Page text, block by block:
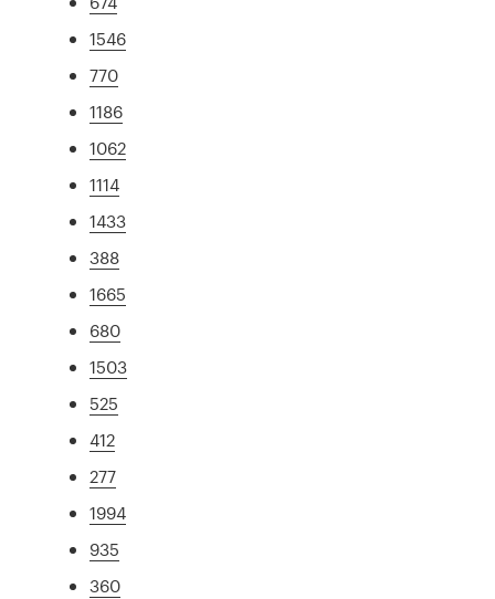
1546
770
1186
1062
1114
1433
388
1665
680
1503
525
412
277
1994
935
360